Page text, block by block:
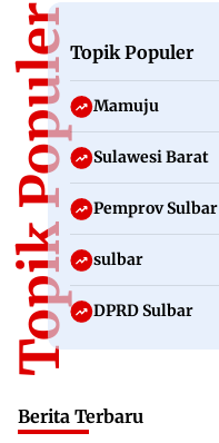
Topik PopulerTopik Populer
Mamuju
Sulawesi Barat
Pemprov Sulbar
sulbar
DPRD Sulbar
Berita Terbaru